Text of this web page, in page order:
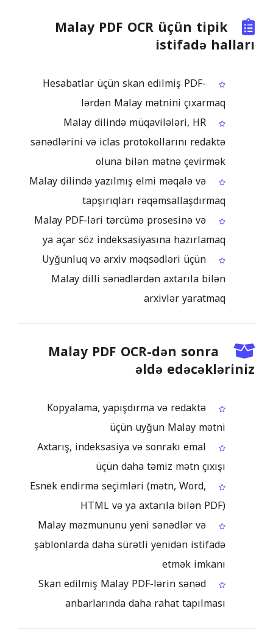
Malay PDF OCR üçün tipik
istifadə halları
Hesabatlar üçün skan edilmiş PDF-
lərdən Malay mətnini çıxarmaq
Malay dilində müqavilələri, HR
sənədlərini və iclas protokollarını redaktə
oluna bilən mətnə çevirmək
Malay dilində yazılmış elmi məqalə və
tapşırıqları rəqəmsallaşdırmaq
Malay PDF-ləri tərcümə prosesinə və
ya açar söz indeksasiyasına hazırlamaq
Uyğunluq və arxiv məqsədləri üçün
Malay dilli sənədlərdən axtarıla bilən
arxivlər yaratmaq
Malay PDF OCR-dən sonra
əldə edəcəkləriniz
Kopyalama, yapışdırma və redaktə
üçün uyğun Malay mətni
Axtarış, indeksasiya və sonrakı emal
üçün daha təmiz mətn çıxışı
Esnek endirmə seçimləri (mətn, Word,
HTML və ya axtarıla bilən PDF)
Malay məzmununu yeni sənədlər və
şablonlarda daha sürətli yenidən istifadə
etmək imkanı
Skan edilmiş Malay PDF-lərin sənəd
anbarlarında daha rahat tapılması